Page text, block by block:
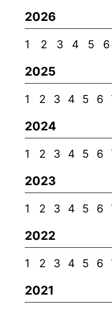
2026
1 2 3 4 5 6
2025
1 2 3 4 5 6
2024
1 2 3 4 5 6
2023
1 2 3 4 5 6
2022
1 2 3 4 5 6
2021